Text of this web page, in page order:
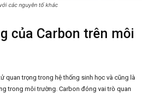
các nguyên tố khác
của Carbon trên môi
quan trọng trong hệ thống sinh học và cũng là
trong môi trường. Carbon đóng vai trò quan